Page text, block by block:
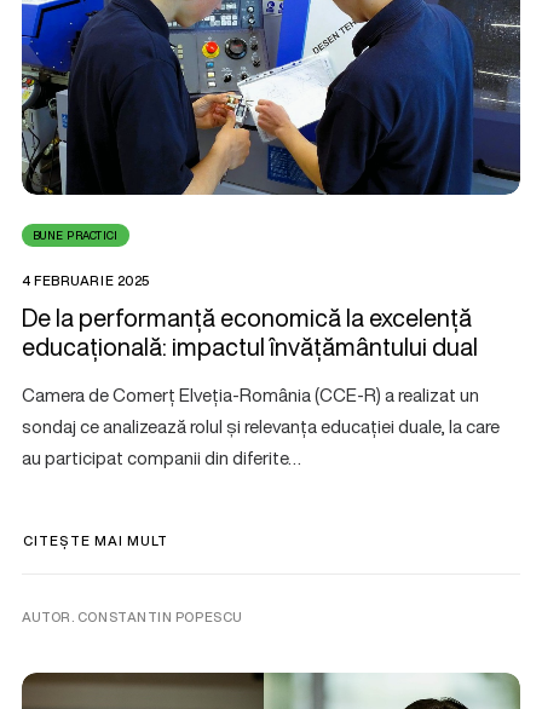
BUNE PRACTICI
4 FEBRUARIE 2025
De la performanță economică la excelență
educațională: impactul învățământului dual
Camera de Comerț Elveția-România (CCE-R) a realizat un
sondaj ce analizează rolul și relevanța educației duale, la care
au participat companii din diferite…
CITEȘTE MAI MULT
AUTOR. CONSTANTIN POPESCU